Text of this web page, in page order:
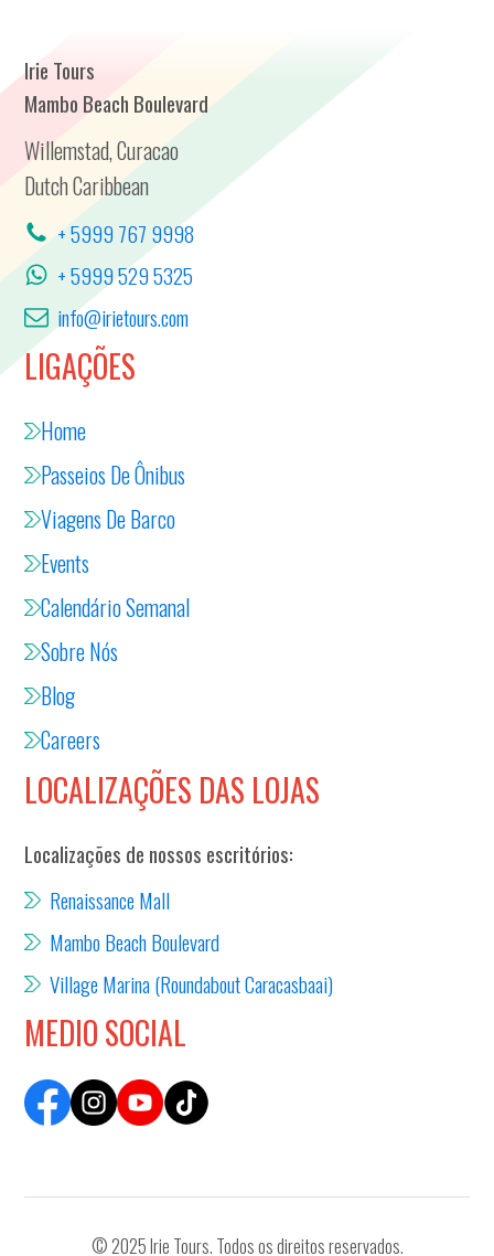
Irie Tours
Mambo Beach Boulevard
Willemstad, Curacao
Dutch Caribbean
+ 5999 767 9998
+ 5999 529 5325
info@irietours.com
LIGAÇÕES
Home
Passeios De Ônibus
Viagens De Barco
Events
Calendário Semanal
Sobre Nós
Blog
Careers
LOCALIZAÇÕES DAS LOJAS
Localizações de nossos escritórios:
Renaissance Mall
Mambo Beach Boulevard
Village Marina (Roundabout Caracasbaai)
MEDIO SOCIAL
© 2025 Irie Tours. Todos os direitos reservados.